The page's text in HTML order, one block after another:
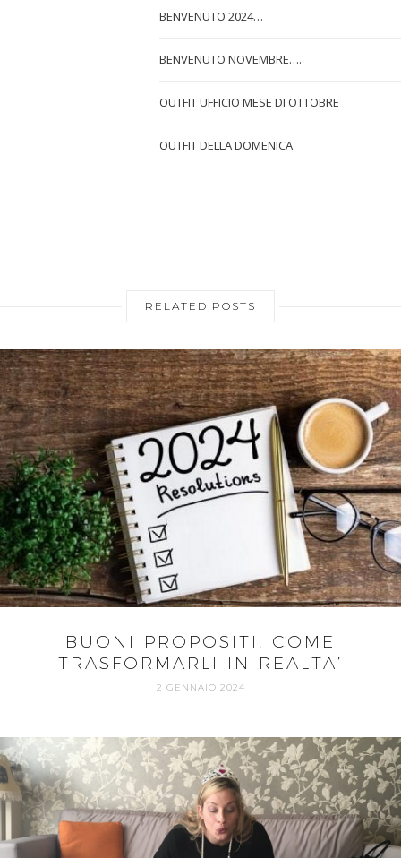
BENVENUTO 2024…
BENVENUTO NOVEMBRE….
OUTFIT UFFICIO MESE DI OTTOBRE
OUTFIT DELLA DOMENICA
RELATED POSTS
BUONI PROPOSITI, COME
TRASFORMARLI IN REALTA’
2 GENNAIO 2024